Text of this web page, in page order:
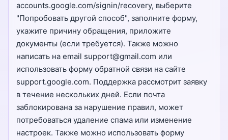
accounts.google.com/signin/recovery, выберите
"Попробовать другой способ", заполните форму,
укажите причину обращения, приложите
документы (если требуется). Также можно
написать на email support@gmail.com или
использовать форму обратной связи на сайте
support.google.com. Поддержка рассмотрит заявку
в течение нескольких дней. Если почта
заблокирована за нарушение правил, может
потребоваться удаление спама или изменение
настроек. Также можно использовать форму